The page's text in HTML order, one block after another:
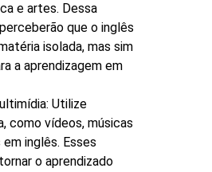
e artes. Dessa
que o inglês
isolada, mas sim
a aprendizagem em
Utilize
como vídeos, músicas
inglês. Esses
o aprendizado